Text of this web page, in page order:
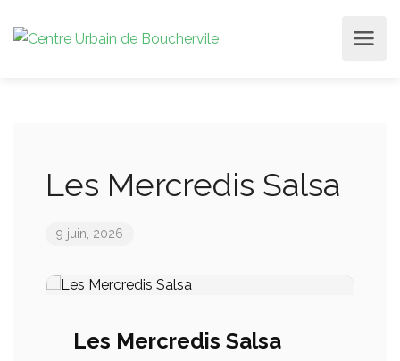
Les Mercredis Salsa
9 juin, 2026
Les Mercredis Salsa